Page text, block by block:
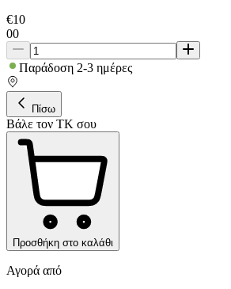
€10
00
Παράδοση 2-3 ημέρες
Πίσω
Βάλε τον ΤΚ σου
Προσθήκη στο καλάθι
Αγορά από